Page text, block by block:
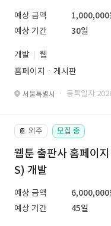
예상 금액
1,000,000
예상 기간
30일
개발
웹
홈페이지ㆍ게시판
서울특별시 · 등록일자
📔 외주 모집 중
웹툰 출판사 홈페이
S) 개발
예상 금액
6,000,000
예상 기간
45일